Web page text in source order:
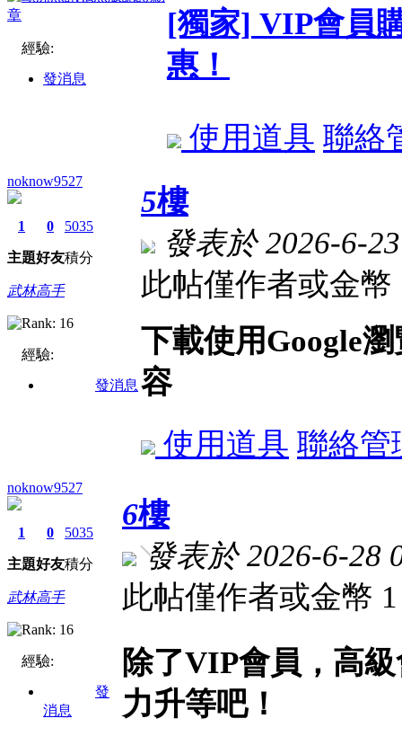
經驗:
發消息
[獨家] VIP會員
惠！
使用道具 聯絡
noknow9527
1
主題
0
好友
5035
積分
武林高手
經驗:
發消息
5樓
發表於 2026-6-
此帖僅作者或金
下載使用Google
容
使用道具 聯絡管
noknow9527
1
主題
0
好友
5035
積分
武林高手
經驗:
發
消息
6樓
發表於 2026-6-28
此帖僅作者或金幣
除了VIP會員，高
力升等吧！